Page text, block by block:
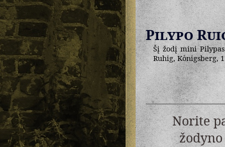
Pilypo
Šį žodį mini
Ruhig, Koͤnigsberg,
Norite